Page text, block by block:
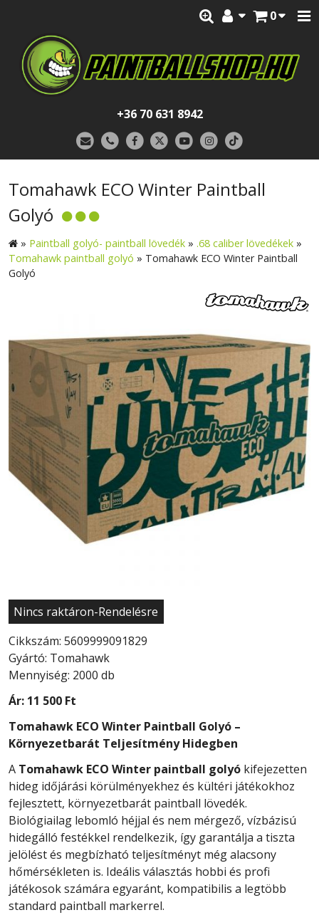
0
+36 70 631 8942
Tomahawk ECO Winter Paintball
Golyó
» Paintball golyó- paintball lövedék » .68 caliber lövedékek »
Tomahawk paintball golyó » Tomahawk ECO Winter Paintball
Golyó
Nincs raktáron-Rendelésre
Cikkszám: 5609999091829
Gyártó: Tomahawk
Mennyiség: 2000 db
Ár: 11 500 Ft
Tomahawk ECO Winter Paintball Golyó –
Környezetbarát Teljesítmény Hidegben
A Tomahawk ECO Winter paintball golyó kifejezetten
hideg időjárási körülményekhez és kültéri játékokhoz
fejlesztett, környezetbarát paintball lövedék.
Biológiailag lebomló héjjal és nem mérgező, vízbázisú
hidegálló festékkel rendelkezik, így garantálja a tiszta
jelölést és megbízható teljesítményt még alacsony
hőmérsékleten is. Ideális választás hobbi és profi
játékosok számára egyaránt, kompatibilis a legtöbb
standard paintball markerrel.